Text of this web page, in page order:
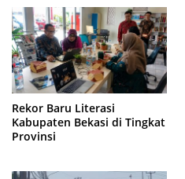
Rekor Baru Literasi
Kabupaten Bekasi di Tingkat
Provinsi